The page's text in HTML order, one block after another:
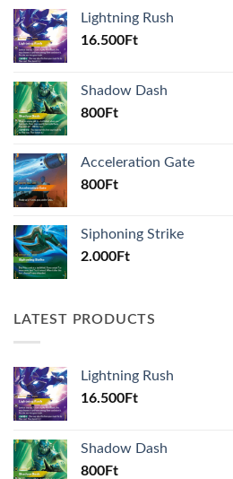
Lightning Rush
16.500Ft
Shadow Dash
800Ft
Acceleration Gate
800Ft
Siphoning Strike
2.000Ft
LATEST PRODUCTS
Lightning Rush
16.500Ft
Shadow Dash
800Ft